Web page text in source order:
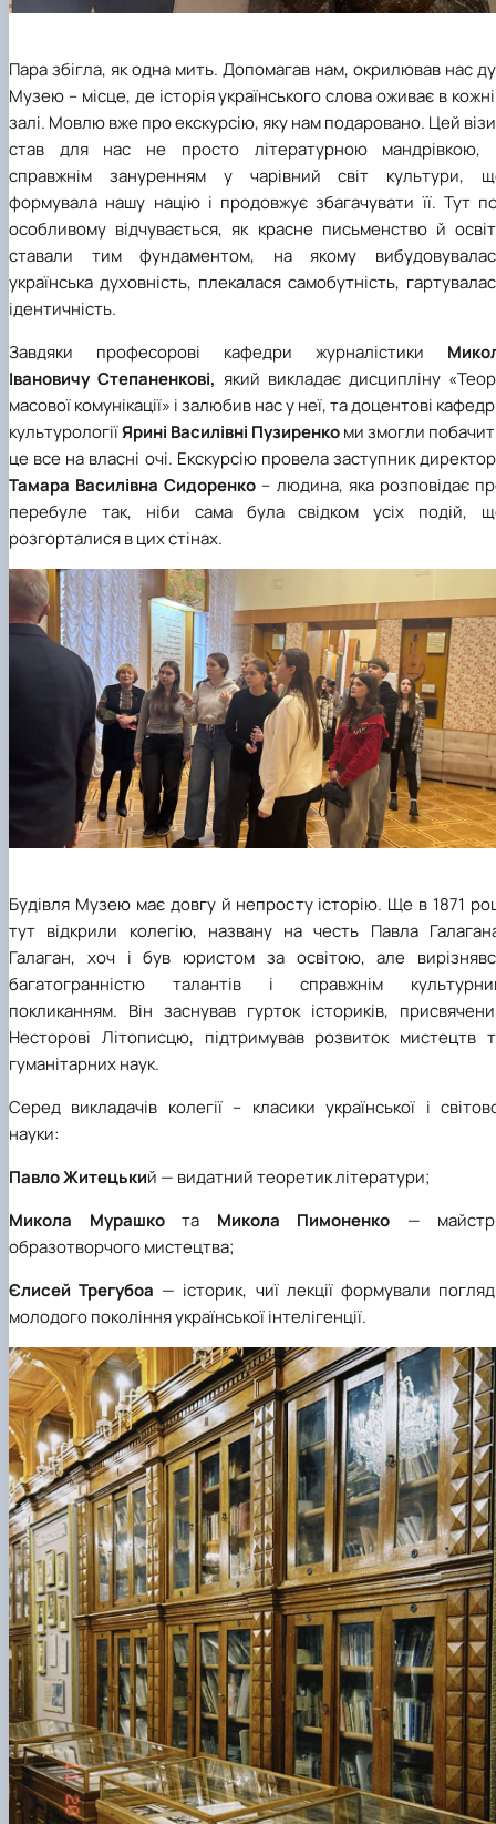
Пара збігла, як одна мить. Допомагав нам, окрилював нас
Музею – місце, де історія українського слова оживає в
залі. Мовлю вже про екскурсію, яку нам подаровано. Цей
став для нас не просто літературною мандрівкою,
справжнім зануренням у чарівний світ культури,
формувала нашу націю і продовжує збагачувати її. Тут
особливому відчувається, як красне письменство й
ставали тим фундаментом, на якому
українська духовність, плекалася самобутність,
ідентичність.
Завдяки професорові кафедри журналістики
Івановичу Степаненкові, який викладає дисципліну
масової комунікації» і залюбив нас у неї, та доцентові
культурологіїЯрині Василівні Пузиренкоми змогли
це все на власні очі. Екскурсію провела заступник
Тамара Василівна Сидоренко – людина, яка розповідає
перебуле так, ніби сама була свідком усіх подій,
розгорталися в цих стінах.
Будівля Музею має довгу й непросту історію. Ще в 1871
тут відкрили колегію, названу на честь Павла
Галаган, хоч і був юристом за освітою, але
багатогранністю талантів і справжнім
покликанням. Він заснував гурток істориків,
Несторові Літописцю, підтримував розвиток мистецтв
гуманітарних наук.
Серед викладачів колегії – класики української і
науки:
Павло Житецький — видатний теоретик літератури;
Микола Мурашко та Микола Пимоненко —
образотворчого мистецтва;
Єлисей Трегубоа — історик, чиї лекції формували
молодого покоління української інтелігенції.